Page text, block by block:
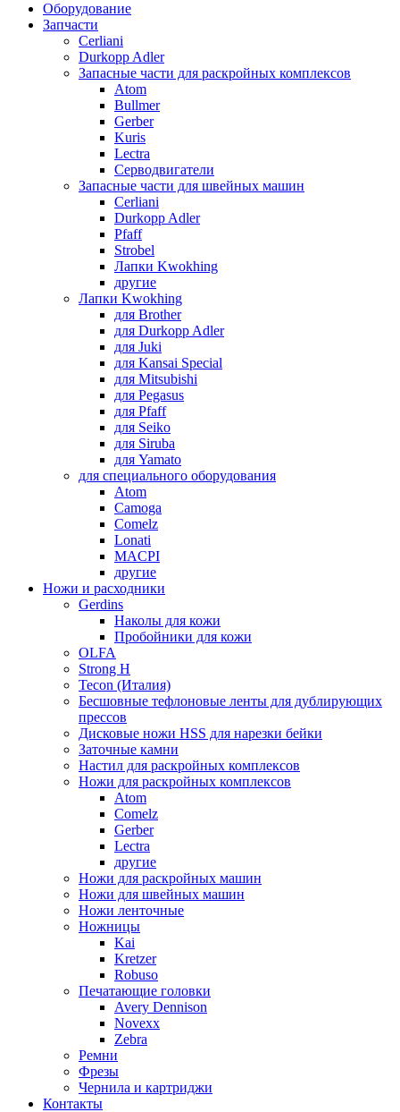
Оборудование
Запчасти
Cerliani
Durkopp Adler
Запасные части для раскройных комплексов
Atom
Bullmer
Gerber
Kuris
Lectra
Серводвигатели
Запасные части для швейных машин
Cerliani
Durkopp Adler
Pfaff
Strobel
Лапки Kwokhing
другие
Лапки Kwokhing
для Brother
для Durkopp Adler
для Juki
для Kansai Special
для Mitsubishi
для Pegasus
для Pfaff
для Seiko
для Siruba
для Yamato
для специального оборудования
Atom
Camoga
Comelz
Lonati
MACPI
другие
Ножи и расходники
Gerdins
Наколы для кожи
Пробойники для кожи
OLFA
Strong H
Tecon (Италия)
Бесшовные тефлоновые ленты для дублирующих
прессов
Дисковые ножи HSS для нарезки бейки
Заточные камни
Настил для раскройных комплексов
Ножи для раскройных комплексов
Atom
Comelz
Gerber
Lectra
другие
Ножи для раскройных машин
Ножи для швейных машин
Ножи ленточные
Ножницы
Kai
Kretzer
Robuso
Печатающие головки
Avery Dennison
Novexx
Zebra
Ремни
Фрезы
Чернила и картриджи
Контакты